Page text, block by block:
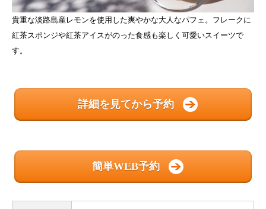
貴重な淡路島産レモンを使用した爽やかな大人なパフェ。フレークに
紅茶スポンジや紅茶アイスがのった食感も楽しく可愛いスイーツで
す。
詳細を見てから予約
簡単WEB予約